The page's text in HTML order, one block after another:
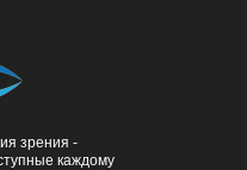
зрения -
каждому